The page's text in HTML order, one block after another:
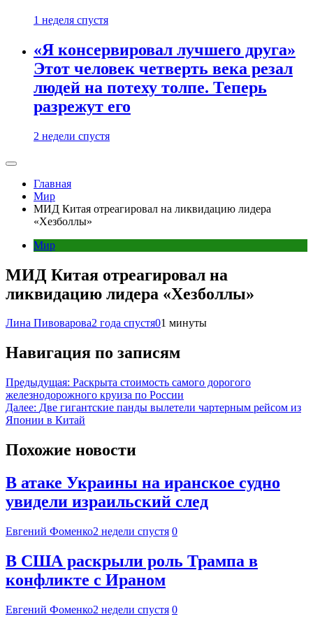
1 неделя спустя
«Я консервировал лучшего друга»
Этот человек четверть века резал
людей на потеху толпе. Теперь
разрежут его
2 недели спустя
Главная
Мир
МИД Китая отреагировал на ликвидацию лидера
«Хезболлы»
Мир
МИД Китая отреагировал на
ликвидацию лидера «Хезболлы»
Лина Пивоварова2 года спустя01 минуты
Навигация по записям
Предыдущая: Раскрыта стоимость самого дорогого
железнодорожного круиза по России
Далее: Две гигантские панды вылетели чартерным рейсом из
Японии в Китай
Похожие новости
В атаке Украины на иранское судно
увидели израильский след
Евгений Фоменко2 недели спустя 0
В США раскрыли роль Трампа в
конфликте с Ираном
Евгений Фоменко2 недели спустя 0